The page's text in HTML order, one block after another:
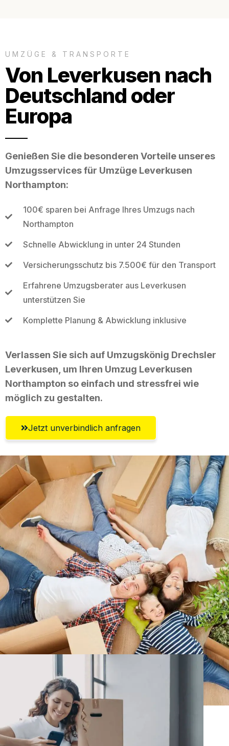
UMZÜGE & TRANSPORTE
Von Leverkusen nach
Deutschland oder
Europa
Genießen Sie die besonderen Vorteile unseres
Umzugsservices für Umzüge Leverkusen
Northampton:
100€ sparen bei Anfrage Ihres Umzugs nach
Northampton
Schnelle Abwicklung in unter 24 Stunden
Versicherungsschutz bis 7.500€ für den Transport
Erfahrene Umzugsberater aus Leverkusen
unterstützen Sie
Komplette Planung & Abwicklung inklusive
Verlassen Sie sich auf Umzugskönig Drechsler
Leverkusen, um Ihren Umzug Leverkusen
Northampton so einfach und stressfrei wie
möglich zu gestalten.
Jetzt unverbindlich anfragen